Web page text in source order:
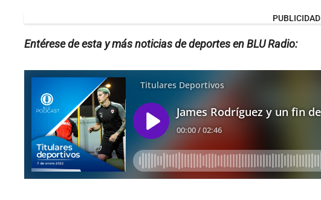
PUBLICIDAD
Entérese de esta y más noticias de deportes en BLU Radio: